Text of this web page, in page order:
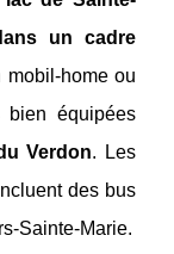
un cadre
mobil-home ou
bien équipées
Verdon. Les
des bus
Sainte-Marie.